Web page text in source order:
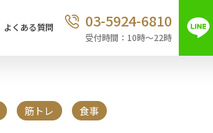
よくある質問 03-5924-6810
受付時間：10時〜22時
筋トレ 食事